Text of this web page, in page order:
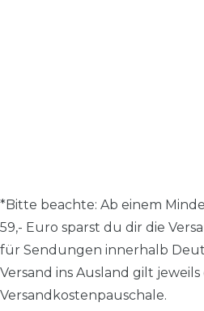
*Bitte beachte: Ab einem
59,- Euro sparst du dir die
für Sendungen innerhalb
Versand ins Ausland gilt
Versandkostenpauschale.